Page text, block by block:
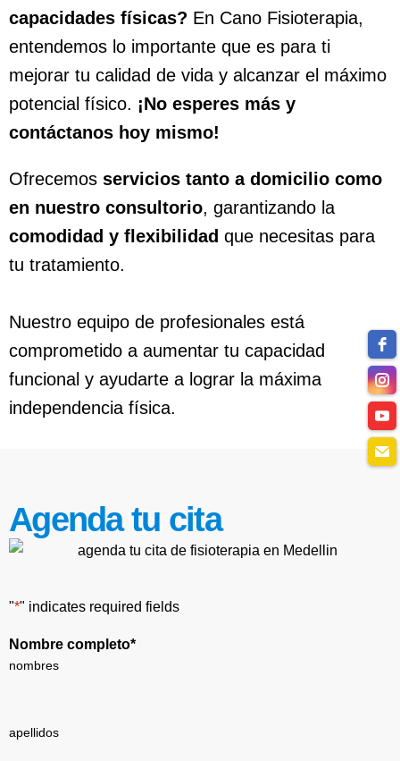
capacidades físicas? En Cano Fisioterapia,
entendemos lo importante que es para ti
mejorar tu calidad de vida y alcanzar el máximo
potencial físico. ¡No esperes más y
contáctanos hoy mismo!
Ofrecemos servicios tanto a domicilio como
en nuestro consultorio, garantizando la
comodidad y flexibilidad que necesitas para
tu tratamiento.
Nuestro equipo de profesionales está
comprometido a aumentar tu capacidad
funcional y ayudarte a lograr la máxima
independencia física.
Agenda tu cita
"*" indicates required fields
Nombre completo*
nombres
apellidos